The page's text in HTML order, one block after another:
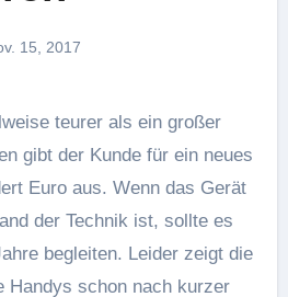
15, 2017
gibt der Kunde für ein neues
Euro aus. Wenn das Gerät
der Technik ist, sollte es
begleiten. Leider zeigt die
Handys schon nach kurzer